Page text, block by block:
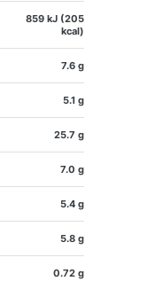
859 kJ (205
kcal)
7.6 g
5.1 g
25.7 g
7.0 g
5.4 g
5.8 g
0.72 g